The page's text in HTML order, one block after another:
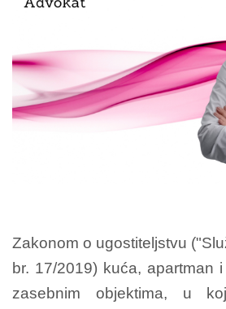
Zakonom o ugostiteljstvu
br. 17/2019) kuća, apartman
zasebnim objektima, u